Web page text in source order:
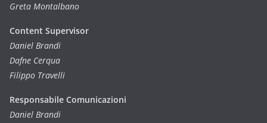
Greta Montalbano
Content Supervisor
Daniel Brandi
Dafne Cerqua
Filippo Travelli
Responsabile Comunicazioni
Daniel Brandi